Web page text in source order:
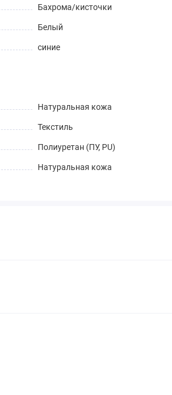
Бахрома/кисточки
Белый
синие
Натуральная кожа
Текстиль
Полиуретан (ПУ, PU)
Натуральная кожа